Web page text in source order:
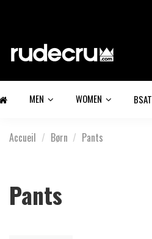
MEN WOMEN BSAT
Accueil Børn Pants
Pants